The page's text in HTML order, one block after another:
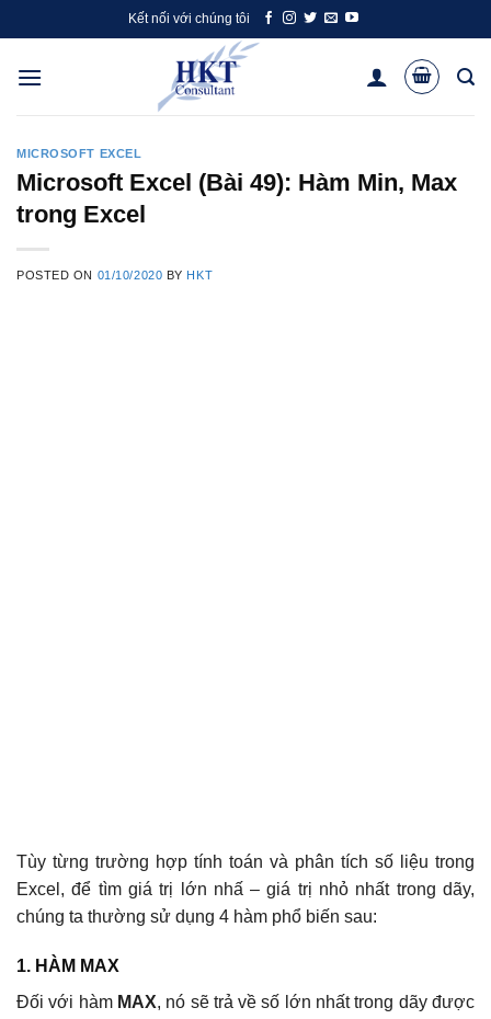
to
content
Kết nối với chúng tôi
MICROSOFT EXCEL
Microsoft Excel (Bài 49): Hàm Min, Max
trong Excel
POSTED ON 01/10/2020 BY HKT
Tùy từng trường hợp tính toán và phân tích số liệu trong
Excel, để tìm giá trị lớn nhấ – giá trị nhỏ nhất trong dãy,
chúng ta thường sử dụng 4 hàm phổ biến sau:
1. HÀM MAX
Đối với hàm MAX, nó sẽ trả về số lớn nhất trong dãy được